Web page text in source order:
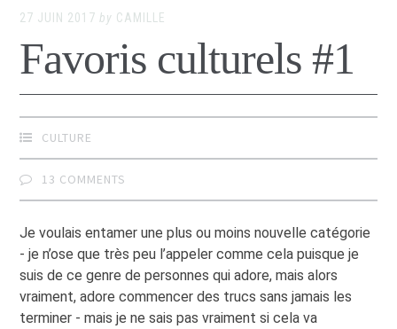
27 JUIN 2017 by CAMILLE
Favoris culturels #1
CULTURE
13 COMMENTS
Je voulais entamer une plus ou moins nouvelle catégorie
- je n’ose que très peu l’appeler comme cela puisque je
suis de ce genre de personnes qui adore, mais alors
vraiment, adore commencer des trucs sans jamais les
terminer - mais je ne sais pas vraiment si cela va